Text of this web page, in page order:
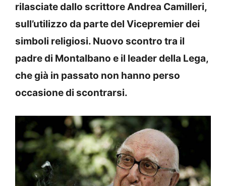
rilasciate dallo scrittore Andrea Camilleri,
sull’utilizzo da parte del Vicepremier dei
simboli religiosi. Nuovo scontro tra il
padre di Montalbano e il leader della Lega,
che già in passato non hanno perso
occasione di scontrarsi.